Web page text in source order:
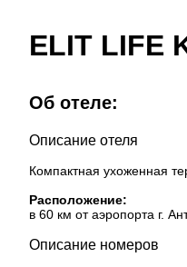
ELIT LIFE
Об отеле:
Описание отеля
Компактная ухоженная
Расположение:
в 60 км от аэропорта г.
Описание номеров